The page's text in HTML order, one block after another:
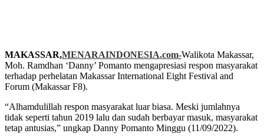
MAKASSAR,MENARAINDONESIA.com-Walikota Makassar,
Moh. Ramdhan ‘Danny’ Pomanto mengapresiasi respon masyarakat
terhadap perhelatan Makassar International Eight Festival and
Forum (Makassar F8).
“Alhamdulillah respon masyarakat luar biasa. Meski jumlahnya
tidak seperti tahun 2019 lalu dan sudah berbayar masuk, masyarakat
tetap antusias,” ungkap Danny Pomanto Minggu (11/09/2022).